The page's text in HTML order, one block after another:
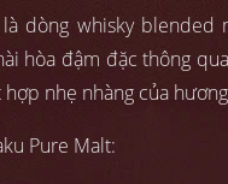
dòng whisky
hòa đậm đặc thông
nhẹ nhàng của
Pure Malt: